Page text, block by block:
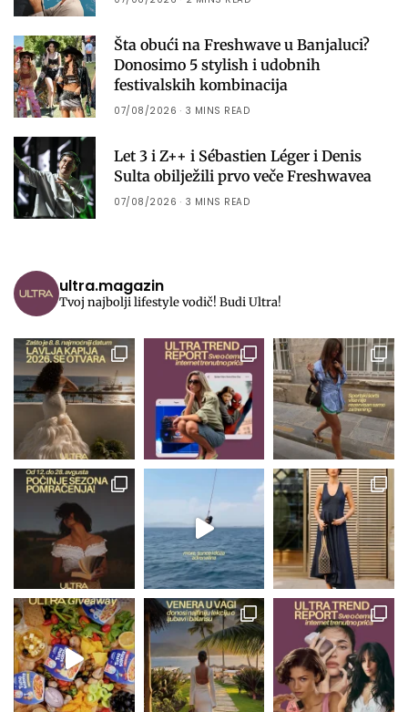
Šta obući na Freshwave u Banjaluci?
Donosimo 5 stylish i udobnih
festivalskih kombinacija
07/08/2026 3 MINS READ
Let 3 i Z++ i Sébastien Léger i Denis
Sulta obilježili prvo veče Freshwavea
07/08/2026 3 MINS READ
ultra.magazin
Tvoj najbolji lifestyle vodič! Budi Ultra!